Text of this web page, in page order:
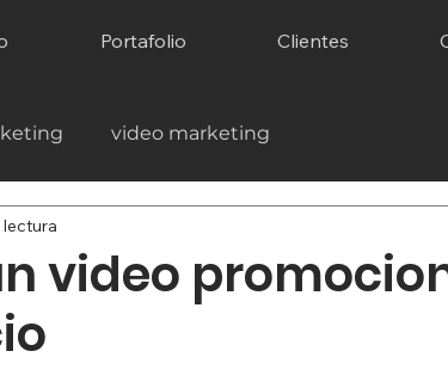
Portafolio Clientes
video marketing
video
lectura